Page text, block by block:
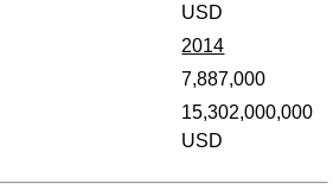
USD
2014
7,887,000
15,302,000,000
USD